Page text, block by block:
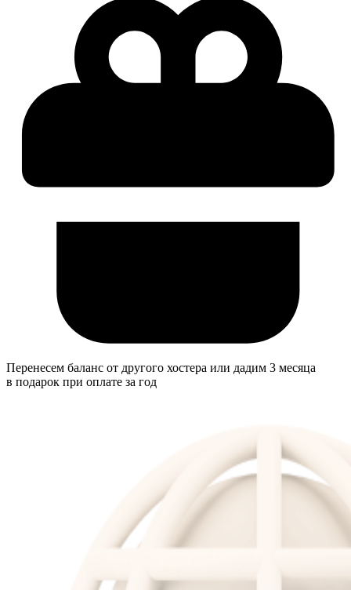
Перенесем баланс от другого хостера или дадим 3 месяца
в подарок при оплате за год